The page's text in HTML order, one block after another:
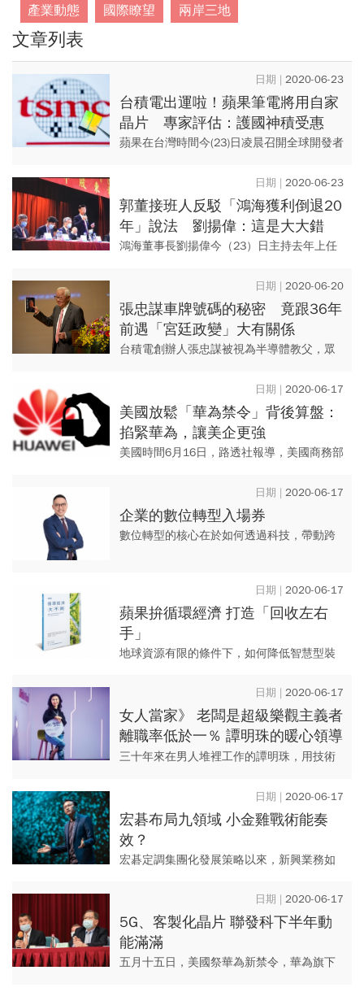
產業動態
國際瞭望 兩岸三地
文章列表
2020-06-23
台積電出運啦！蘋果筆電將用自家
晶片 專家評估：護國神積受惠
蘋果在台灣時間今(23)日凌晨召開全球開發者
克正式發表自主研發的ARM架構處理器
「Apple S...
2020-06-23
郭董接班人反駁「鴻海獲利倒退20
年」說法 劉揚偉：這是大大錯
誤！
鴻海董事長劉揚偉今（23）日主持去年上任
時，不點名地反駁今周刊董事長謝金河日前
發言，強調所謂鴻海第一季獲...
2020-06-20
張忠謀車牌號碼的秘密 竟跟36年
前遇「宮廷政變」大有關係
台積電創辦人張忠謀被視為半導體教父，眾
多年的台積榮景，並奠定台灣在全球半導體
產業的地位。 ...
2020-06-17
美國放鬆「華為禁令」背後算盤：
掐緊華為，讓美企更強
美國時間6月16日，路透社報導，美國商務部
准許美國企業與華為探討5G與其它技術標
準。
2020-06-17
企業的數位轉型入場券
數位轉型的核心在於如何透過科技，帶動跨
步，政府應提供協助，加速企業...2020-06-17
蘋果拚循環經濟 打造「回收左右
手」
地球資源有限的條件下，如何降低智慧型裝
題。以蘋果為例，它提出「封閉循環供應
鏈」並落實之，延續資源材料的生...
2020-06-17
女人當家》 老闆是超級樂觀主義者
離職率低於一％ 譚明珠的暖心領導
術
三十年來在男人堆裡工作的譚明珠，用技術
爾、博通的國際大單，更規畫在明年公開發
行。
2020-06-17
宏碁布局九領域 小金雞戰術能奏
效？
宏碁定調集團化發展策略以來，新興業務如
有三隻小金雞進入資本市場，剩下七隻小金
雞，也將逐漸浮現。
2020-06-17
5G、客製化晶片 聯發科下半年動
能滿滿
五月十五日，美國祭華為新禁令，華為旗下